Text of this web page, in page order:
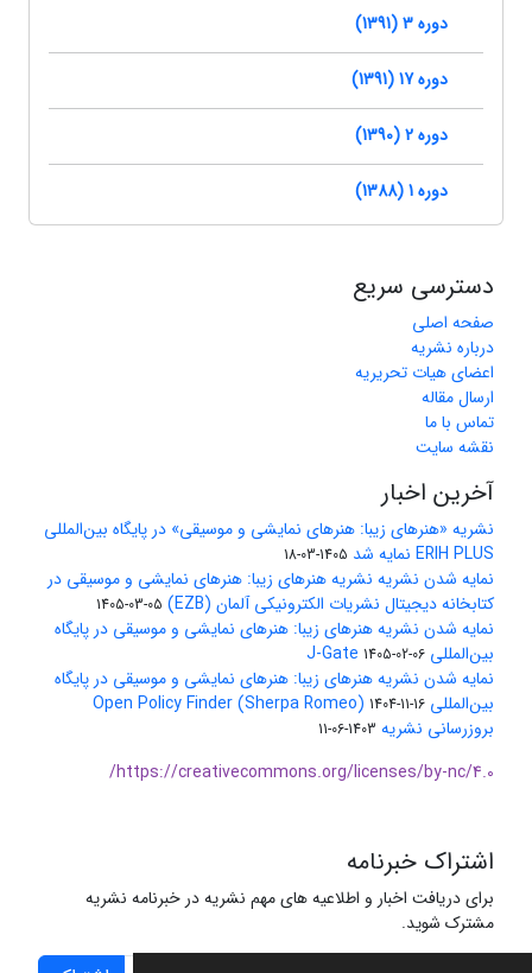
دوره 3 (1391)
دوره 17 (1391)
دوره 2 (1390)
دوره 1 (1388)
دسترسی سریع
صفحه اصلی
درباره نشریه
اعضای هیات تحریریه
ارسال مقاله
تماس با ما
نقشه سایت
آخرین اخبار
نشریه «هنرهای زیبا: هنرهای نمایشی و موسیقی» در پایگاه بین‌المللی
ERIH PLUS نمایه شد
1405-03-18
نمایه شدن نشریه نشریه هنرهای زیبا: هنرهای نمایشی و موسیقی در
کتابخانه دیجیتال نشریات الکترونیکی آلمان (EZB)
1405-03-05
نمایه شدن نشریه هنرهای زیبا: هنرهای نمایشی و موسیقی در پایگاه
بین‌المللی J-Gate 1405-02-06
نمایه شدن نشریه هنرهای زیبا: هنرهای نمایشی و موسیقی در پایگاه
بین‌المللی Open Policy Finder (Sherpa Romeo) 1404-11-16
بروزرسانی نشریه 1403-06-11
https://creativecommons.org/licenses/by-nc/4.0/
اشتراک خبرنامه
برای دریافت اخبار و اطلاعیه های مهم نشریه در خبرنامه نشریه
مشترک شوید.